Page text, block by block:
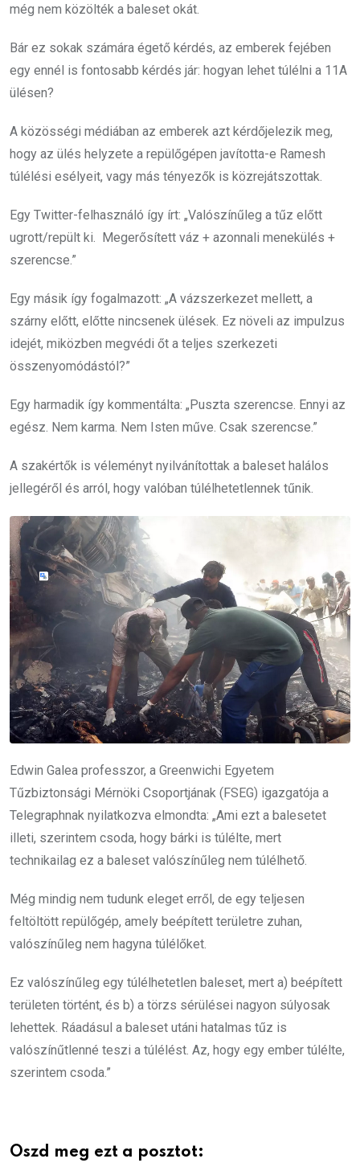
még nem közölték a baleset okát.
Bár ez sokak számára égető kérdés, az emberek fejében
egy ennél is fontosabb kérdés jár: hogyan lehet túlélni a 11A
ülésen?
A közösségi médiában az emberek azt kérdőjelezik meg,
hogy az ülés helyzete a repülőgépen javította-e Ramesh
túlélési esélyeit, vagy más tényezők is közrejátszottak.
Egy Twitter-felhasználó így írt: „Valószínűleg a tűz előtt
ugrott/repült ki. Megerősített váz + azonnali menekülés +
szerencse.”
Egy másik így fogalmazott: „A vázszerkezet mellett, a
szárny előtt, előtte nincsenek ülések. Ez növeli az impulzus
idejét, miközben megvédi őt a teljes szerkezeti
összenyomódástól?”
Egy harmadik így kommentálta: „Puszta szerencse. Ennyi az
egész. Nem karma. Nem Isten műve. Csak szerencse.”
A szakértők is véleményt nyilvánítottak a baleset halálos
jellegéről és arról, hogy valóban túlélhetetlennek tűnik.
Edwin Galea professzor, a Greenwichi Egyetem
Tűzbiztonsági Mérnöki Csoportjának (FSEG) igazgatója a
Telegraphnak nyilatkozva elmondta: „Ami ezt a balesetet
illeti, szerintem csoda, hogy bárki is túlélte, mert
technikailag ez a baleset valószínűleg nem túlélhető.
Még mindig nem tudunk eleget erről, de egy teljesen
feltöltött repülőgép, amely beépített területre zuhan,
valószínűleg nem hagyna túlélőket.
Ez valószínűleg egy túlélhetetlen baleset, mert a) beépített
területen történt, és b) a törzs sérülései nagyon súlyosak
lehettek. Ráadásul a baleset utáni hatalmas tűz is
valószínűtlenné teszi a túlélést. Az, hogy egy ember túlélte,
szerintem csoda.”
Oszd meg ezt a posztot: